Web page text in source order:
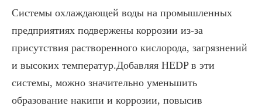
Системы охлаждающей воды на промышленных
предприятиях подвержены коррозии из-за
присутствия растворенного кислорода, загрязнений
и высоких температур.Добавляя HEDP в эти
системы, можно значительно уменьшить
образование накипи и коррозии, повысив